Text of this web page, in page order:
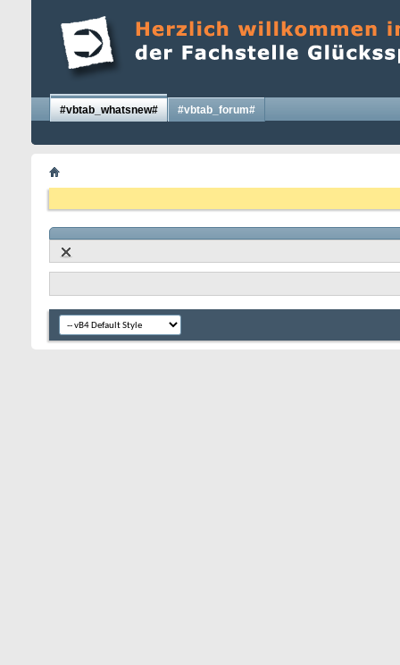
#vbtab_whatsnew# #vbtab_forum#